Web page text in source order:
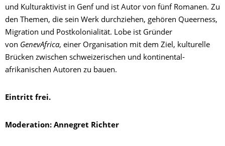
und Kulturaktivist in Genf und ist Autor von fünf Romanen. Zu
den Themen, die sein Werk durchziehen, gehören Queerness,
Migration und Postkolonialität. Lobe ist Gründer
von GenevAfrica, einer Organisation mit dem Ziel, kulturelle
Brücken zwischen schweizerischen und kontinental-
afrikanischen Autoren zu bauen.
Eintritt frei.
Moderation: Annegret Richter